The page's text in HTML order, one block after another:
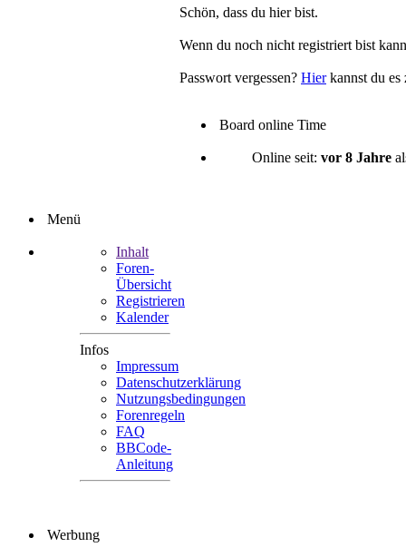
Schön, dass du hier bist.
Wenn du noch nicht registriert bist
Passwort vergessen? Hierkannst du es
Board online Time
Online seit: vor 8 Jahre
Menü
Inhalt
Foren-
Übersicht
Registrieren
Kalender
Infos
Impressum
Datenschutzerklärung
Nutzungsbedingungen
Forenregeln
FAQ
BBCode-
Anleitung
Werbung